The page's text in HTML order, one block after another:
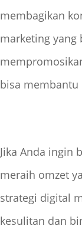
membagikan
marketing yang
bisa membantu
Jika Anda ingin
meraih omzet
strategi digital
kesulitan dan